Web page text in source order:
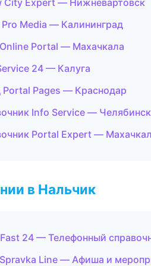
City Expert — Нижневартовск
Media — Калининград
Portal — Махачкала
24 — Калуга
Portal Pages — Краснодар
Info Service — Челябинск
Portal Expert —
в Нальчик
24 — Телефонный
Line — Афиша и